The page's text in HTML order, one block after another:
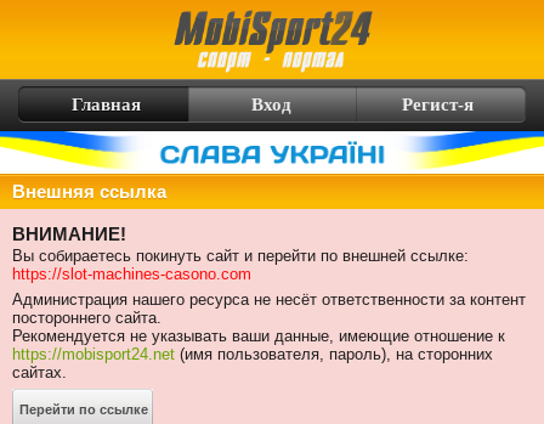
Главная Вход Регист-я
Внешняя ссылка
ВНИМАНИЕ!
Вы собираетесь покинуть сайт и перейти по внешней ссылке:
https://slot-machines-casono.com
Администрация нашего ресурса не несёт ответственности за контент
постороннего сайта.
Рекомендуется не указывать ваши данные, имеющие отношение к
https://mobisport24.net (имя пользователя, пароль), на сторонних
сайтах.